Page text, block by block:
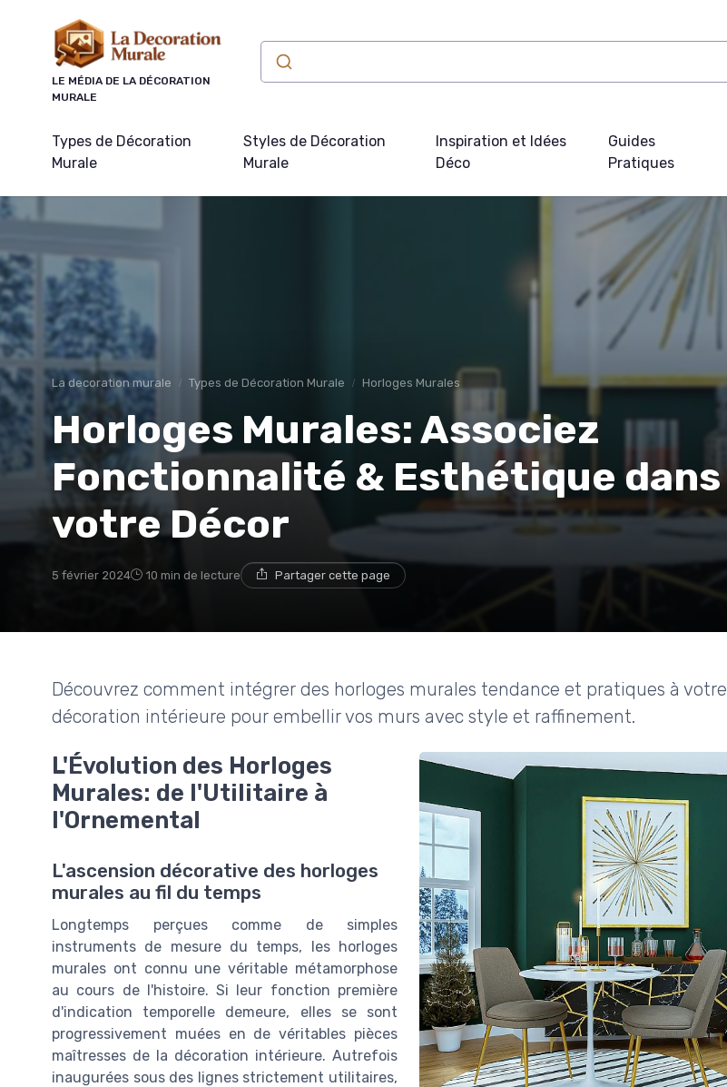
LE MÉDIA DE LA DÉCORATION
MURALE
Types de Décoration
Murale
Styles de Décoration
Murale
Inspiration et Idées
Déco
Guides
Pratiques
La decoration murale Types de Décoration Murale Horloges Murales
Horloges Murales: Associez
Fonctionnalité & Esthétique dans
votre Décor
5 février 2024 10 min de lecture Partager cette page
Découvrez comment intégrer des horloges murales tendance et pratiques à votre
décoration intérieure pour embellir vos murs avec style et raffinement.
L'Évolution des Horloges
Murales: de l'Utilitaire à
l'Ornemental
L'ascension décorative des horloges
murales au fil du temps
Longtemps perçues comme de simples
instruments de mesure du temps, les horloges
murales ont connu une véritable métamorphose
au cours de l'histoire. Si leur fonction première
d'indication temporelle demeure, elles se sont
progressivement muées en de véritables pièces
maîtresses de la décoration intérieure. Autrefois
inaugurées sous des lignes strictement utilitaires,